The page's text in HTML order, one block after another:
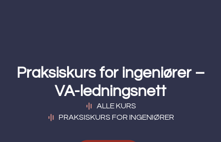
Praksiskurs for ingeniører –
VA-ledningsnett
ALLE KURS
PRAKSISKURS FOR INGENIØRER